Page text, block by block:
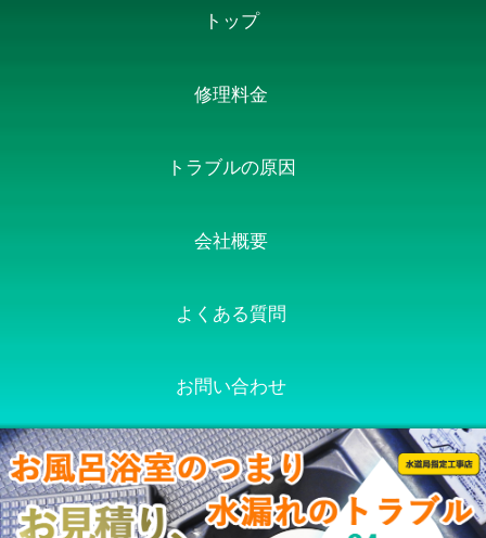
トップ
修理料金
トラブルの原因
会社概要
よくある質問
お問い合わせ